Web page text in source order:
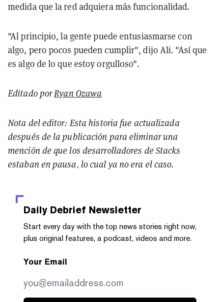
medida que la red adquiera más funcionalidad.
"Al principio, la gente puede entusiasmarse con
algo, pero pocos pueden cumplir", dijo Ali. "Así que
es algo de lo que estoy orgulloso".
Editado porRyan Ozawa
Nota del editor: Esta historia fue actualizada
después de la publicación para eliminar una
mención de que los desarrolladores de Stacks
estaban en pausa, lo cual ya no era el caso.
Daily Debrief Newsletter
Start every day with the top news stories right now,
plus original features, a podcast, videos and more.
Your Email